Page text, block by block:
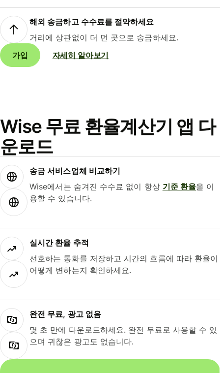
해외 송금하고 수수료를 절약하세요
거리에 상관없이 더 먼 곳으로 송금하세요.
가입
자세히 알아보기
Wise 무료 환율계산기 앱 다
운로드
송금 서비스업체 비교하기
Wise에서는 숨겨진 수수료 없이 항상 기준 환율을 이
용할 수 있습니다.
실시간 환율 추적
선호하는 통화를 저장하고 시간의 흐름에 따라 환율이
어떻게 변하는지 확인하세요.
완전 무료, 광고 없음
몇 초 만에 다운로드하세요. 완전 무료로 사용할 수 있
으며 귀찮은 광고도 없습니다.